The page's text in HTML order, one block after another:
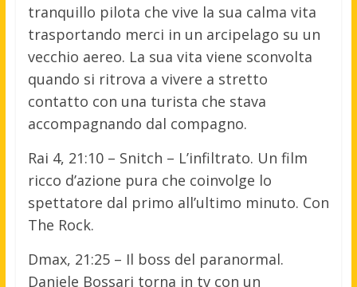
tranquillo pilota che vive la sua calma vita
trasportando merci in un arcipelago su un
vecchio aereo. La sua vita viene sconvolta
quando si ritrova a vivere a stretto
contatto con una turista che stava
accompagnando dal compagno.
Rai 4, 21:10 – Snitch – L’infiltrato. Un film
ricco d’azione pura che coinvolge lo
spettatore dal primo all’ultimo minuto. Con
The Rock.
Dmax, 21:25 – Il boss del paranormal.
Daniele Bossari torna in tv con un